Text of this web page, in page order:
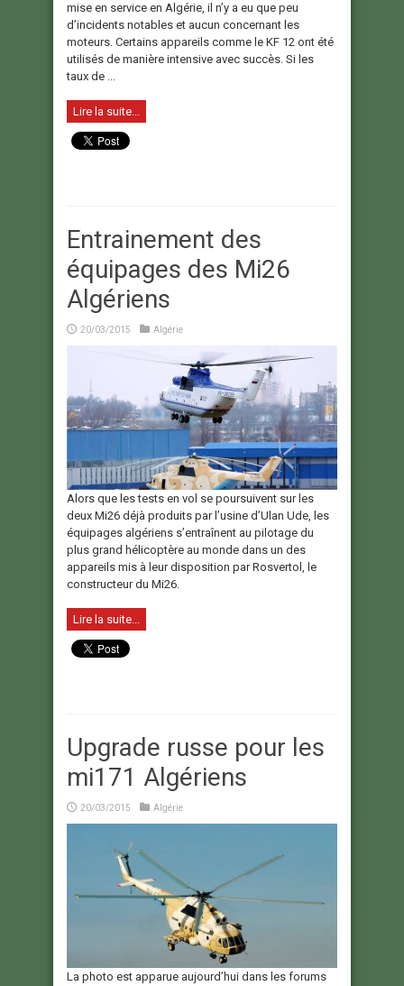
mise en service en Algérie, il n’y a eu que peu
d’incidents notables et aucun concernant les
moteurs. Certains appareils comme le KF 12 ont été
utilisés de manière intensive avec succès. Si les
taux de ...
Lire la suite...
Entrainement des
équipages des Mi26
Algériens
20/03/2015 Algérie
Alors que les tests en vol se poursuivent sur les
deux Mi26 déjà produits par l’usine d’Ulan Ude, les
équipages algériens s’entraînent au pilotage du
plus grand hélicoptère au monde dans un des
appareils mis à leur disposition par Rosvertol, le
constructeur du Mi26.
Lire la suite...
Upgrade russe pour les
mi171 Algériens
20/03/2015 Algérie
La photo est apparue aujourd’hui dans les forums